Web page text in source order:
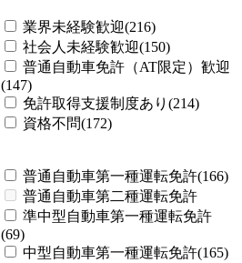
業界未経験歓迎(216)
社会人未経験歓迎(150)
普通自動車免許（AT限定）歓迎
(147)
免許取得支援制度あり(214)
資格不問(172)
普通自動車第一種運転免許(166)
普通自動車第二種運転免許
準中型自動車第一種運転免許
(69)
中型自動車第一種運転免許(165)